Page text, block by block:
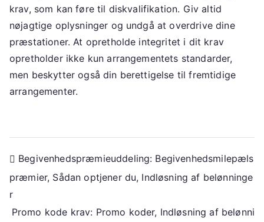
krav, som kan føre til diskvalifikation. Giv altid
nøjagtige oplysninger og undgå at overdrive dine
præstationer. At opretholde integritet i dit krav
opretholder ikke kun arrangementets standarder,
men beskytter også din berettigelse til fremtidige
arrangementer.
Post
navigation
Begivenhedspræmieuddeling: Begivenhedsmilepæls
præmier, Sådan optjener du, Indløsning af belønninge
r
Promo kode krav: Promo koder, Indløsning af belønni